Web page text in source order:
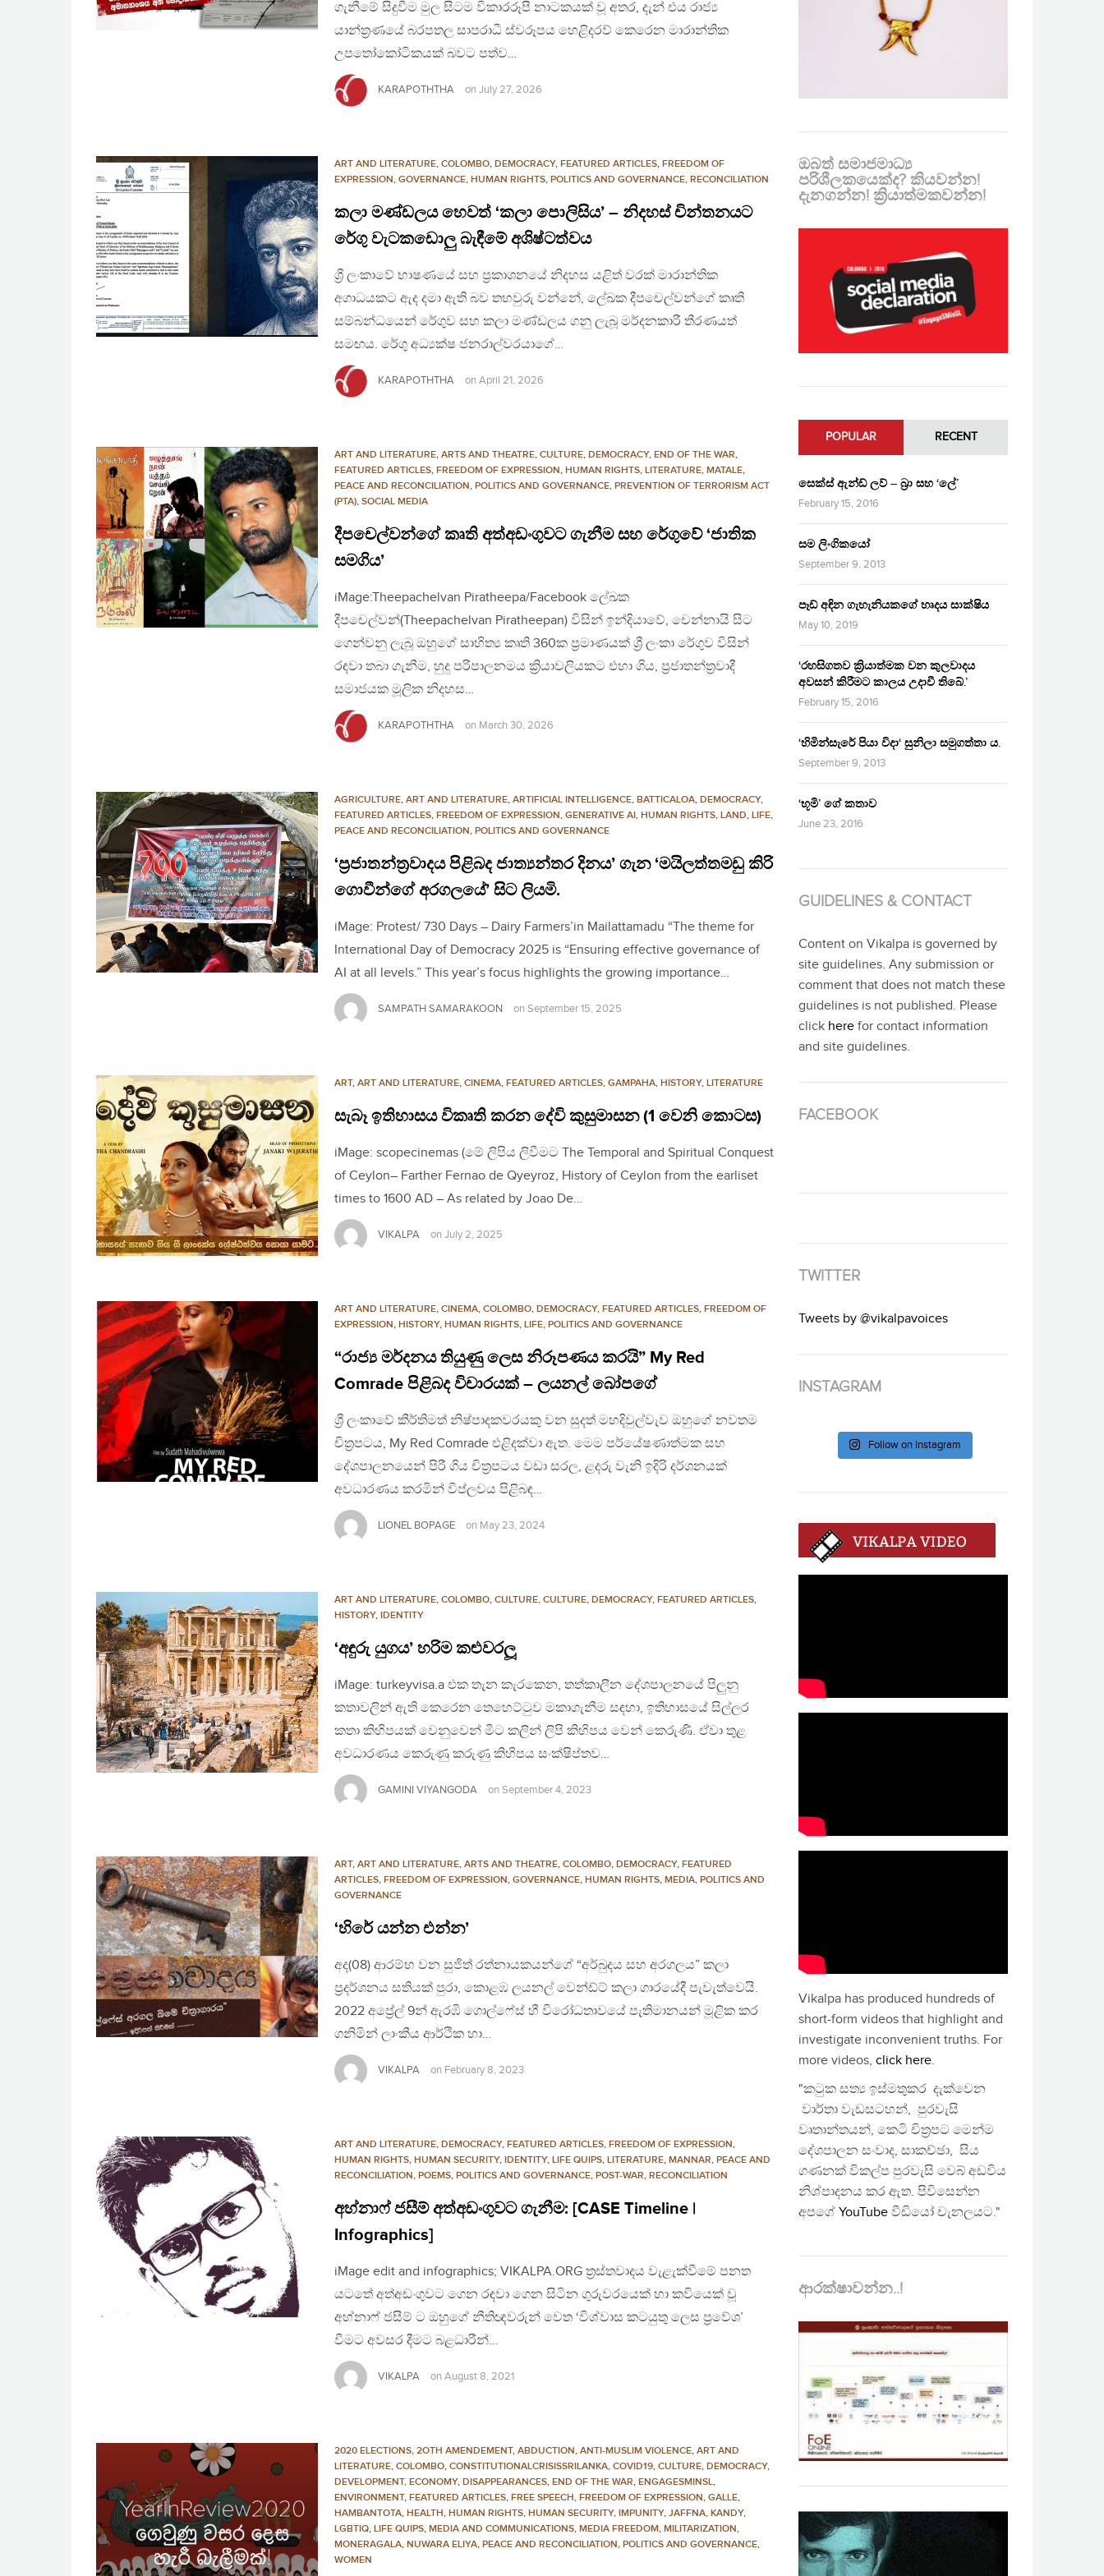
ගැනීමේ සිදුවීම මුල සිටම විකාරරූපී නාටකයක් වූ අතර, දැන් එය රාජ්‍ය
යාන්ත්‍රණයේ බරපතල සාපරාධී ස්වරූපය හෙළිදරව් කෙරෙන මාරාන්තික
උපතෝකෝටිකයක් බවට පත්ව…
KARAPOTHTHA on July 27, 2026
ART AND LITERATURE, COLOMBO, DEMOCRACY, FEATURED ARTICLES, FREEDOM OF
EXPRESSION, GOVERNANCE, HUMAN RIGHTS, POLITICS AND GOVERNANCE, RECONCILIATION
කලා මණ්ඩලය හෙවත් ‘කලා පොලිසිය’ – නිදහස් චින්තනයට
රේගු වැටකඩොලු බැඳීමේ අශිෂ්ටත්වය
ශ්‍රී ලංකාවේ භාෂණයේ සහ ප්‍රකාශනයේ නිදහස යළිත් වරක් මාරාන්තික
අගාධයකට ඇද දමා ඇති බව තහවුරු වන්නේ, ලේඛක දීපචෙල්වන්ගේ කෘති
සම්බන්ධයෙන් රේගුව සහ කලා මණ්ඩලය ගනු ලැබූ මර්දනකාරී තීරණයත්
සමඟය. රේගු අධ්‍යක්ෂ ජනරාල්වරයාගේ…
KARAPOTHTHA on April 21, 2026
ART AND LITERATURE, ARTS AND THEATRE, CULTURE, DEMOCRACY, END OF THE WAR,
FEATURED ARTICLES, FREEDOM OF EXPRESSION, HUMAN RIGHTS, LITERATURE, MATALE,
PEACE AND RECONCILIATION, POLITICS AND GOVERNANCE, PREVENTION OF TERRORISM ACT
(PTA), SOCIAL MEDIA
දීපචෙල්වන්ගේ කෘති අත්අඩංගුවට ගැනීම සහ රේගුවේ ‘ජාතික
සමගිය’
iMage:Theepachelvan Piratheepa/Facebook ලේඛක
දීපචෙල්වන්(Theepachelvan Piratheepan) විසින් ඉන්දියාවේ, චෙන්නායි සිට
ගෙන්වනු ලැබූ ඔහුගේ සාහිත්‍ය කෘති 360ක ප්‍රමාණයක් ශ්‍රී ලංකා රේගුව විසින්
රඳවා තබා ගැනීම, හුදු පරිපාලනමය ක්‍රියාවලියකට එහා ගිය, ප්‍රජාතන්ත්‍රවාදී
සමාජයක මූලික නිදහස…
KARAPOTHTHA on March 30, 2026
AGRICULTURE, ART AND LITERATURE, ARTIFICIAL INTELLIGENCE, BATTICALOA, DEMOCRACY,
FEATURED ARTICLES, FREEDOM OF EXPRESSION, GENERATIVE AI, HUMAN RIGHTS, LAND, LIFE,
PEACE AND RECONCILIATION, POLITICS AND GOVERNANCE
‘ප්‍රජාතන්ත්‍රවාදය පිළිබද ජාත්‍යන්තර දිනය’ ගැන ‘මයිලත්තමඩු කිරි
ගොවීන්ගේ අරගලයේ’ සිට ලියමි.
iMage: Protest/ 730 Days – Dairy Farmers’in Mailattamadu “The theme for
International Day of Democracy 2025 is “Ensuring effective governance of
AI at all levels.” This year’s focus highlights the growing importance…
SAMPATH SAMARAKOON on September 15, 2025
ART, ART AND LITERATURE, CINEMA, FEATURED ARTICLES, GAMPAHA, HISTORY, LITERATURE
සැබෑ ඉතිහාසය විකෘති කරන දේවි කුසුමාසන (1 වෙනි කොටස)
iMage: scopecinemas (මේ ලිපිය ලිවීමට The Temporal and Spiritual Conquest
of Ceylon– Farther Fernao de Qyeyroz, History of Ceylon from the earliset
times to 1600 AD – As related by Joao De…
VIKALPA on July 2, 2025
ART AND LITERATURE, CINEMA, COLOMBO, DEMOCRACY, FEATURED ARTICLES, FREEDOM OF
EXPRESSION, HISTORY, HUMAN RIGHTS, LIFE, POLITICS AND GOVERNANCE
“රාජ්‍ය මර්දනය තියුණු ලෙස නිරූපණය කරයි” My Red
Comrade පිළිබද විචාරයක් – ලයනල් බෝපගේ
ශ්‍රී ලංකාවේ කීර්තිමත් නිෂ්පාදකවරයකු වන සුදත් මහදිවුල්වැව ඔහුගේ නවතම
චිත්‍රපටය, My Red Comrade එළිදක්වා ඇත. මෙම පර්යේෂණාත්මක සහ
දේශපාලනයෙන් පිරී ගිය චිත්‍රපටය වඩා සරල, ළදරු වැනි ඉදිරි දර්ශනයක්
අවධාරණය කරමින් විප්ලවය පිළිබඳ…
LIONEL BOPAGE on May 23, 2024
ART AND LITERATURE, COLOMBO, CULTURE, CULTURE, DEMOCRACY, FEATURED ARTICLES,
HISTORY, IDENTITY
‘අඳුරු යුගය’ හරිම කළුවරලූ
iMage: turkeyvisa.a එක තැන කැරකෙන, තත්කාලීන දේශපාලනයේ පිලුනු
කතාවලින් ඇති කෙරෙන තෙහෙට්ටුව මකාගැනීම සඳහා, ඉතිහාසයේ සිල්ලර
කතා කිහිපයක් වෙනුවෙන් මීට කලින් ලිපි කිහිපය වෙන් කෙරුණි. ඒවා තුළ
අවධාරණය කෙරුණු කරුණු කිහිපය සංක්ෂිප්තව…
GAMINI VIYANGODA on September 4, 2023
ART, ART AND LITERATURE, ARTS AND THEATRE, COLOMBO, DEMOCRACY, FEATURED
ARTICLES, FREEDOM OF EXPRESSION, GOVERNANCE, HUMAN RIGHTS, MEDIA, POLITICS AND
GOVERNANCE
‘හිරේ යන්න එන්න’
අද(08) ආරම්භ වන සුජිත් රත්නායකයන්ගේ “අර්බුදය සහ අරගලය” කලා
ප්‍රදර්ශනය සතියක් පුරා, කොළඹ ලයනල් වෙන්ඩ්ට් කලා ගාරයේදී පැවැත්වෙයි.
2022 අප්‍රේල් 9න් ඇරඹි ගොල්ෆේස් හී විරෝධතාවයේ පැතිමානයන් මූළික කර
ගනිමින් ලාංකීය ආර්ථික හා…
VIKALPA on February 8, 2023
ART AND LITERATURE, DEMOCRACY, FEATURED ARTICLES, FREEDOM OF EXPRESSION,
HUMAN RIGHTS, HUMAN SECURITY, IDENTITY, LIFE QUIPS, LITERATURE, MANNAR, PEACE AND
RECONCILIATION, POEMS, POLITICS AND GOVERNANCE, POST-WAR, RECONCILIATION
අහ්නාෆ් ජසීම් අත්අඩංගුවට ගැනීම: [CASE Timeline |
Infographics]
iMage edit and infographics; VIKALPA.ORG ත්‍රස්තවාදය වැළැක්වීමේ පනත
යටතේ අත්අඩංගුවට ගෙන රඳවා ගෙන සිටින ගුරුවරයෙක් හා කවියෙක් වූ
අහ්නාෆ් ජසීම් ට ඔහුගේ නීතිඥවරුන් වෙත ‘විශ්වාස කටයුතු ලෙස ප්‍රවේශ’
වීමට අවසර දීමට බළධාරීන්…
VIKALPA on August 8, 2021
2020 ELECTIONS, 2OTH AMENDEMENT, ABDUCTION, ANTI-MUSLIM VIOLENCE, ART AND
LITERATURE, COLOMBO, CONSTITUTIONALCRISISSRILANKA, COVID19, CULTURE, DEMOCRACY,
DEVELOPMENT, ECONOMY, DISAPPEARANCES, END OF THE WAR, ENGAGESMINSL,
ENVIRONMENT, FEATURED ARTICLES, FREE SPEECH, FREEDOM OF EXPRESSION, GALLE,
HAMBANTOTA, HEALTH, HUMAN RIGHTS, HUMAN SECURITY, IMPUNITY, JAFFNA, KANDY,
LGBTIQ, LIFE QUIPS, MEDIA AND COMMUNICATIONS, MEDIA FREEDOM, MILITARIZATION,
MONERAGALA, NUWARA ELIYA, PEACE AND RECONCILIATION, POLITICS AND GOVERNANCE,
WOMEN
ඔබත් සමාජමාධ්‍ය
පරිශීලකයෙක්ද? කියවන්න!
දැනගන්න! ක්‍රියාත්මකවන්න!
POPULAR RECENT
සෙක්ස් ඇන්ඩ් ලව් – බ්‍රා සහ ‘ලේ’
February 15, 2016
සම ලිංගිකයෝ
September 9, 2013
පෑඩ් අඳින ගැහැනියකගේ හෘදය සාක්ෂිය
May 10, 2019
‘රහසිගතව ක්‍රියාත්මක වන කුලවාදය
අවසන් කිරීමට කාලය උදාවී තිබේ.’
February 15, 2016
‘හිමින්සැරේ පියා විදා‘ සුනිලා සමුගත්තා ය.
September 9, 2013
‘භූමි’ ගේ කතාව
June 23, 2016
GUIDELINES & CONTACT
Content on Vikalpa is governed by
site guidelines. Any submission or
comment that does not match these
guidelines is not published. Please
click here for contact information
and site guidelines.
FACEBOOK
TWITTER
Tweets by @vikalpavoices
INSTAGRAM
Follow on Instagram
Vikalpa has produced hundreds of
short-form videos that highlight and
investigate inconvenient truths. For
more videos, click here.
"කටුක සත්‍ය ඉස්මතුකර දැක්වෙන
වාර්තා වැඩසටහන්, පුරවැසි
වෘතාන්තයන්, කෙටි චිත්‍රපට මෙන්ම
දේශපාලන සංවාද, සාකච්ඡා, සිය
ගණනක් විකල්ප පුරවැසි වෙබ් අඩවිය
නිශ්පාදනය කර ඇත. පිවිසෙන්න
අපගේ YouTube වීඩියෝ චැනලයට."
ආරක්ෂාවන්න..!